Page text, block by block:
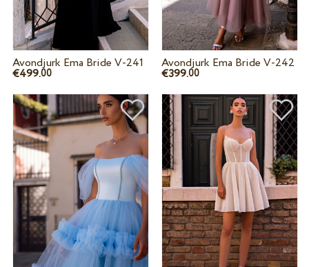
Avondjurk Ema Bride V-241
€499.00
Avondjurk Ema Bride V-242
€399.00